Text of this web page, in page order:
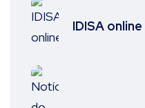
IDISA online